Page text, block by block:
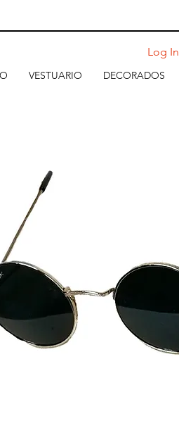
VESTUARIO DECORADOS
Log In